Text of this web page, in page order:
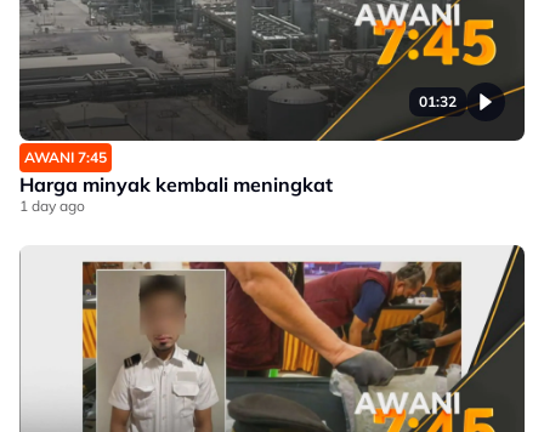
01:32
AWANI 7:45
Harga minyak kembali meningkat
1 day ago